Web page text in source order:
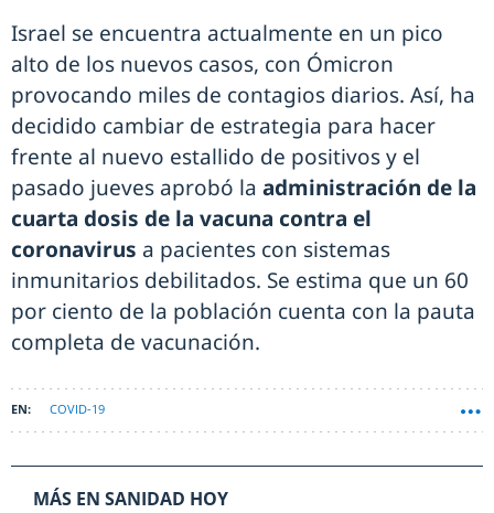
Israel se encuentra actualmente en un pico
alto de los nuevos casos, con Ómicron
provocando miles de contagios diarios. Así, ha
decidido cambiar de estrategia para hacer
frente al nuevo estallido de positivos y el
pasado jueves aprobó la administración de la
cuarta dosis de la vacuna contra el
coronavirus a pacientes con sistemas
inmunitarios debilitados. Se estima que un 60
por ciento de la población cuenta con la pauta
completa de vacunación.
COVID-19
MÁS EN SANIDAD HOY